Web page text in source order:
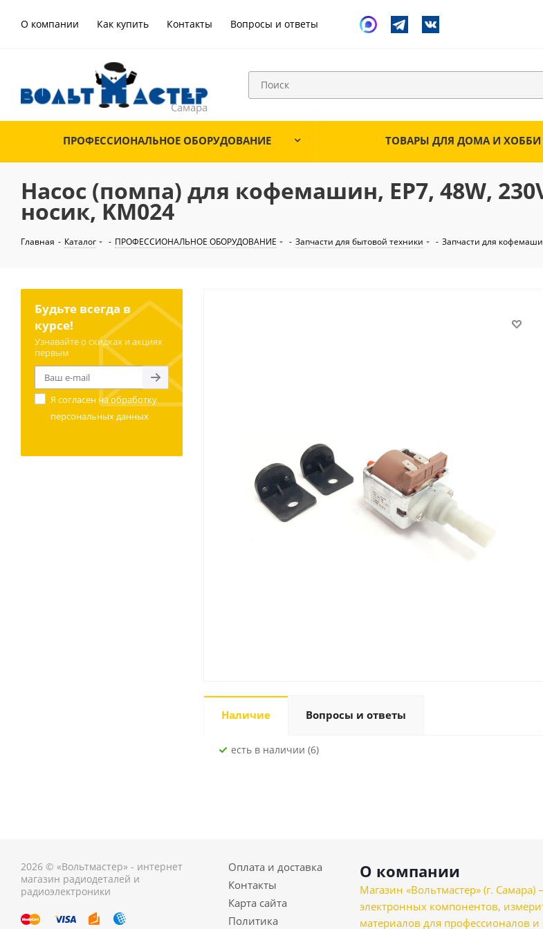
О компании Как купить Контакты Вопросы и ответы
ПРОФЕССИОНАЛЬНОЕ ОБОРУДОВАНИЕ ТОВАРЫ ДЛЯ ДОМА И ХОББИ
Насос (помпа) для кофемашин, EP7, 48W,
носик, KM024
Главная - Каталог - ПРОФЕССИОНАЛЬНОЕ ОБОРУДОВАНИЕ - Запчасти для бытовой техники - Запчасти для
Наличие Вопросы и ответы
Есть в наличии (6)
Будьте всегда в
курсе!
Узнавайте о скидках и акциях
первым
Я согласен наобработку
персональных данных
2026 © «Вольтмастер» - интернет
магазин радиодеталей и
радиоэлектроники
Оплата и доставка
Контакты
Карта сайта
Политика
О компании
Магазин «Вольтмастер» (г.
электронных компонентов,
материалов для профессионалов